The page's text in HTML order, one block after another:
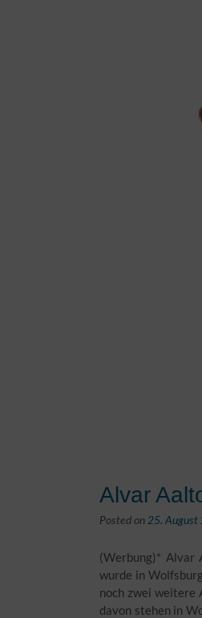
Alvar
Posted on 25. August
(Werbung)* Alvar
wurde in
noch zwei weitere
davon stehen in